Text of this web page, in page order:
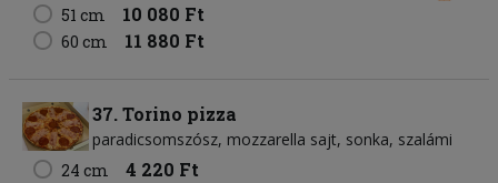
51 cm 10 080 Ft
60 cm 11 880 Ft
37. Torino pizza
paradicsomszósz mozzarella sajt sonka szalámi
24 cm
4 220 Ft